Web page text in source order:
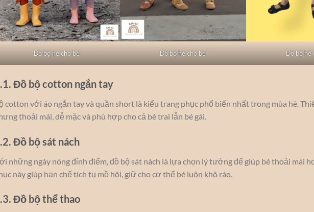
Đồ bộ hè cho bé Đồ bộ hè cho bé Đồ bộ hè
Đồ bộ cotton ngắn tay
cotton với áo ngắn tay và quần short là kiểu trang phục phổ biến nhất trong mùa hè.
thoải mái, dễ mặc và phù hợp cho cả bé trai lẫn bé gái.
Đồ bộ sát nách
những ngày nóng đỉnh điểm, đồ bộ sát nách là lựa chọn lý tưởng để giúp bé thoải mái
này giúp hạn chế tích tụ mồ hôi, giữ cho cơ thể bé luôn khô ráo.
Đồ bộ thể thao